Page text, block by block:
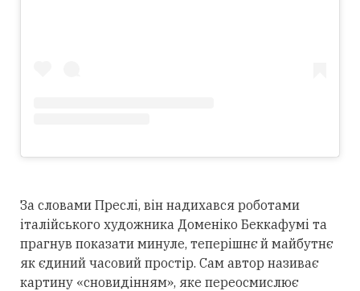
За словами Преслі, він надихався роботами
італійського художника Доменіко Беккафумі та
прагнув показати минуле, теперішнє й майбутнє
як єдиний часовий простір. Сам автор називає
картину «сновидінням», яке переосмислює